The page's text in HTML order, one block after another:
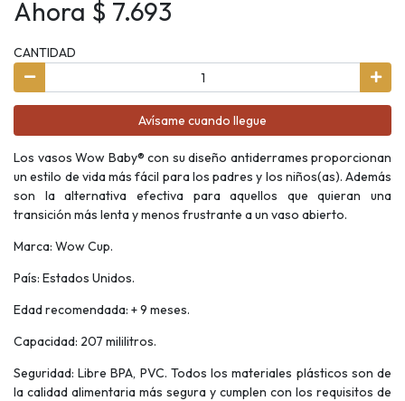
Ahora $ 7.693
CANTIDAD
Avísame cuando llegue
Los vasos Wow Baby® con su diseño antiderrames proporcionan
un estilo de vida más fácil para los padres y los niños(as). Además
son la alternativa efectiva para aquellos que quieran una
transición más lenta y menos frustrante a un vaso abierto.
Marca: Wow Cup.
País: Estados Unidos.
Edad recomendada: + 9 meses.
Capacidad: 207 mililitros.
Seguridad: Libre BPA, PVC. Todos los materiales plásticos son de
la calidad alimentaria más segura y cumplen con los requisitos de